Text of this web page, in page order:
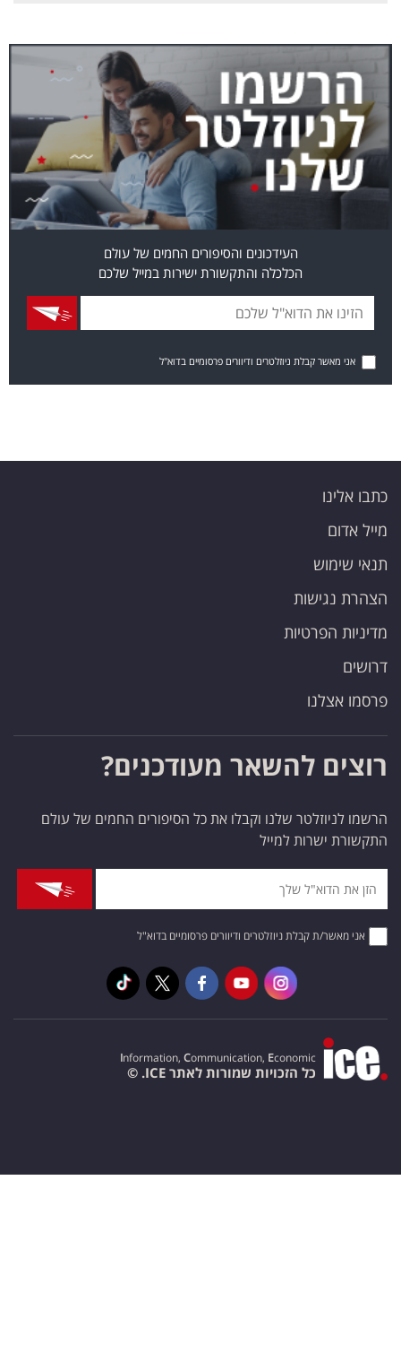
העידכונים והסיפורים החמים של עולם
הכלכלה והתקשורת ישירות במייל שלכם
אני מאשר קבלת ניוזלטרים ודיוורים פרסומיים בדוא"ל
כתבו אלינו
מייל אדום
תנאי שימוש
הצהרת נגישות
מדיניות הפרטיות
דרושים
פרסמו אצלנו
רוצים להשאר מעודכנים?
הרשמו לניוזלטר שלנו וקבלו את כל הסיפורים החמים של עולם
התקשורת ישרות למייל
אני מאשר/ת קבלת ניוזלטרים ודיוורים פרסומיים בדוא"ל
Information, Communication, Economic
כל הזכויות שמורות לאתר ICE. ©